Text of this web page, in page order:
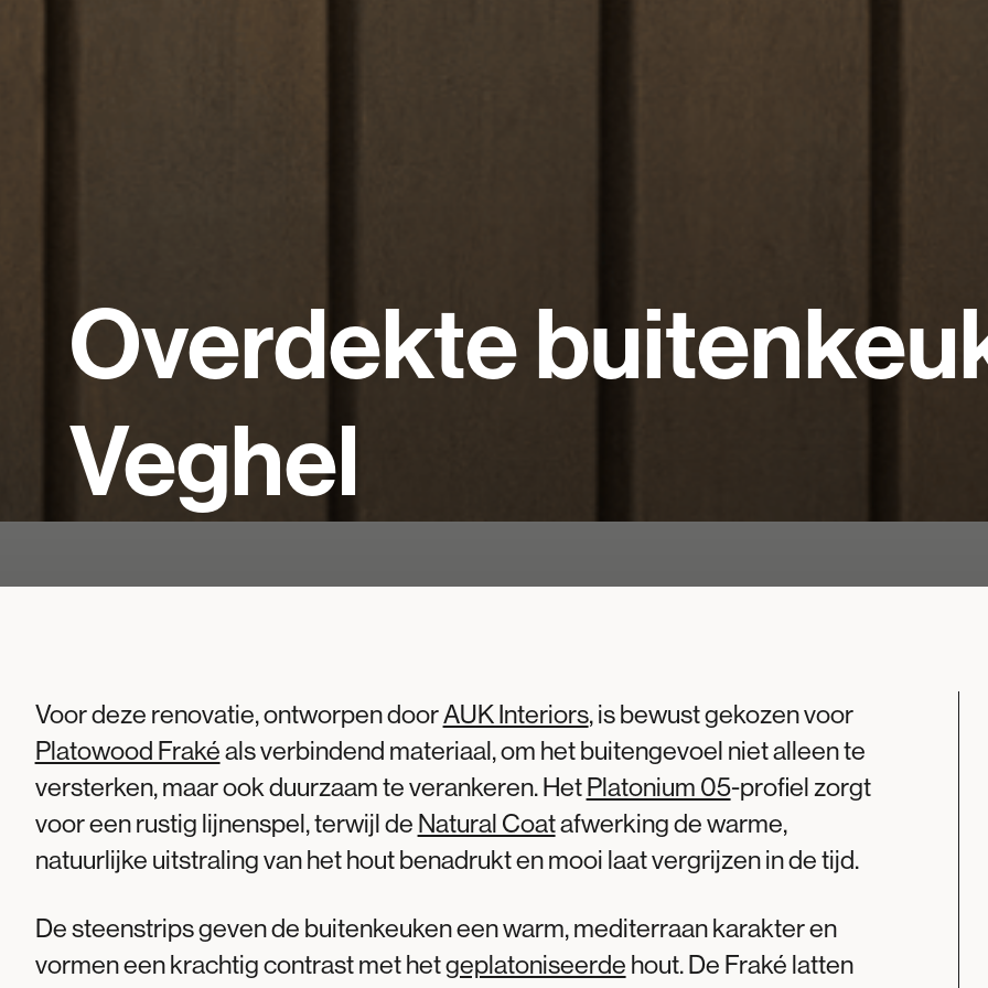
Overdekte
Veghel
Voor deze renovatie, ontworpen doorAUK Interiors, is bewust gekozen voor
Platowood Frakéals verbindend materiaal, om het buitengevoel niet alleen te
versterken, maar ook duurzaam te verankeren. HetPlatonium 05-profiel zorgt
voor een rustig lijnenspel, terwijl de Natural Coatafwerking de warme,
natuurlijke uitstraling van het hout benadrukt en mooi laat vergrijzen in de tijd.
De steenstrips geven de buitenkeuken een warm, mediterraan karakter en
vormen een krachtig contrast met hetgeplatoniseerde hout. De Fraké latten